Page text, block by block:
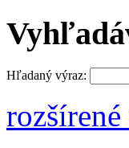
Hľadaný výraz: